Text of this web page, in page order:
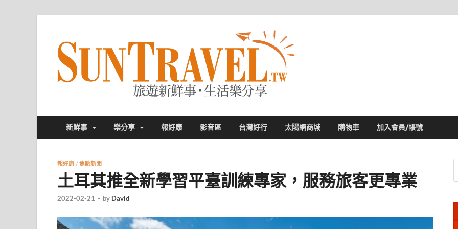
新鮮事 樂分享 報好康 影音區 台灣好行 太陽網商城 購物車 加入會員/帳號
報好康 / 焦點新聞
土耳其推全新學習平臺訓練專家，服務旅客更專業
2022-02-21 - by David